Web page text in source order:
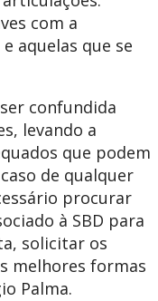
com a
aquelas que se
confundida
levando a
que podem
de qualquer
procurar
à SBD para
solicitar os
melhores formas
Palma.